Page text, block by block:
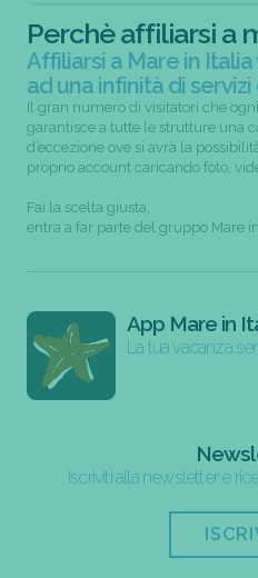
Perchè affiliarsi a
Affiliarsi a Mare in
ad una infinità di
Il gran numero di visitatori che
garantisce a tutte le strutture una
d’eccezione ove si avrà la
proprio account caricando foto,
Fai la scelta giusta,
entra a far parte del gruppo Mare
App Mare in
La tua vacanza
Iscriviti alla newsletter e